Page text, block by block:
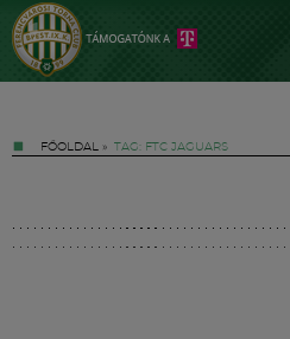
FŐOLDAL » TAG: FTC JAGUARS